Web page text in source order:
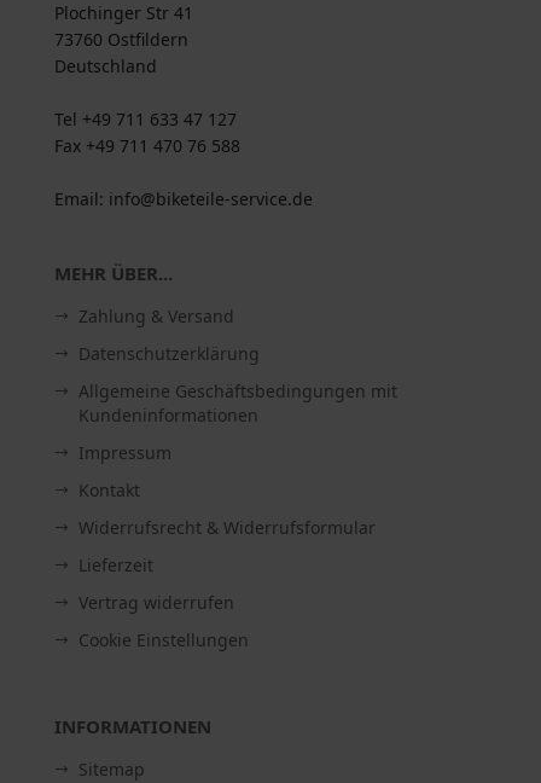
Plochinger Str 41
73760 Ostfildern
Deutschland
Tel +49 711 633 47 127
Fax +49 711 470 76 588
Email: info@biketeile-service.de
MEHR ÜBER...
Zahlung & Versand
Datenschutzerklärung
Allgemeine Geschäftsbedingungen mit
Kundeninformationen
Impressum
Kontakt
Widerrufsrecht & Widerrufsformular
Lieferzeit
Vertrag widerrufen
Cookie Einstellungen
INFORMATIONEN
Sitemap